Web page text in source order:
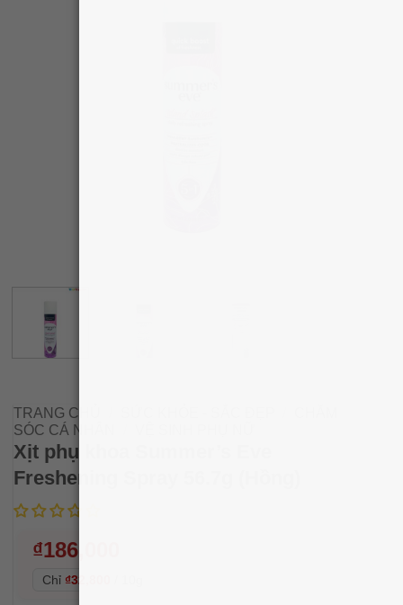
TRANG CHỦ
SÓC CÁ NHÂN
Xịt phụ khoa Summer’s Eve
Freshening Spray 56.7g (Hồng)
₫186,000
Chỉ ₫32,800